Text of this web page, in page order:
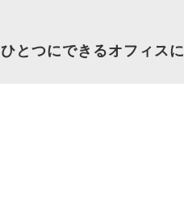
とつにできるオフィスに